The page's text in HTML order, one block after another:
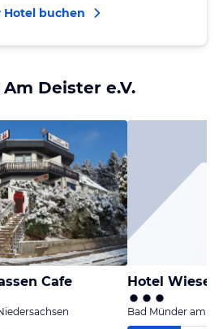
Hotel buchen
Deister e.V.
Cafe Hotel
Bad Münder am